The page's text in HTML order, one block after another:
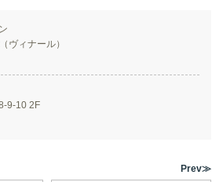
ヴィナール）
9-10 2F
Prev≫